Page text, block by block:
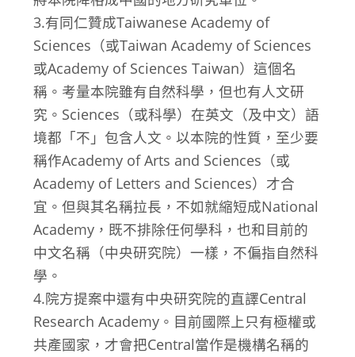
3.有同仁贊成Taiwanese Academy of
Sciences（或Taiwan Academy of Sciences
或Academy of Sciences Taiwan）這個名
稱。考量本院雖有自然科學，但也有人文研
究。Sciences（或科學）在英文（及中文）語
境都「不」包含人文。以本院的性質，至少要
稱作Academy of Arts and Sciences（或
Academy of Letters and Sciences）才合
宜。但與其名稱拉長，不如就縮短成National
Academy，既不排除任何學科，也和目前的
中文名稱（中央研究院）一樣，不偏指自然科
學。
4.院方提案中還有中央研究院的直譯Central
Research Academy。目前國際上只有極權或
共產國家，才會把Central當作是機構名稱的